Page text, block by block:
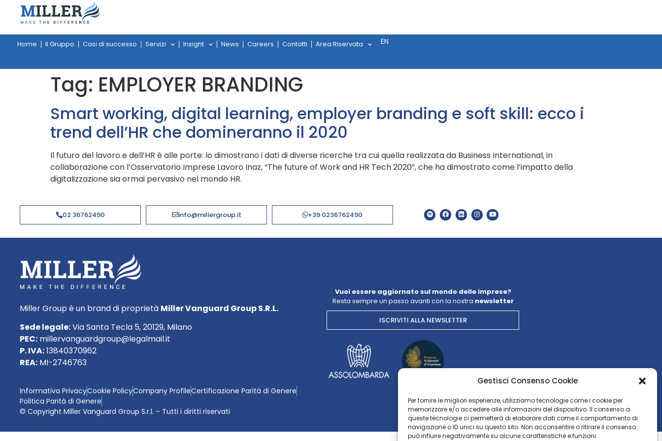
Gestisci Consenso Cookie
Per fornire le migliori esperienze, utilizziamo tecnologie come i cookie per
memorizzare e/o accedere alle informazioni del dispositivo. Il consenso a
queste tecnologie ci permetterà di elaborare dati come il comportamento di
navigazione o ID unici su questo sito. Non acconsentire o ritirare il consenso
può influire negativamente su alcune caratteristiche e funzioni.
Home Il Gruppo Casi di successo Servizi Insight News Careers Contatti Area Riservata EN
Tag: EMPLOYER BRANDING
Smart working, digital learning, employer branding e soft skill: ecco i
trend dell’HR che domineranno il 2020
Il futuro del lavoro e dell’HR è alle porte: lo dimostrano i dati di diverse ricerche tra cui quella realizzata da Business International, in
collaborazione con l’Osservatorio Imprese Lavoro Inaz, “The future of Work and HR Tech 2020”, che ha dimostrato come l’impatto della
digitalizzazione sia ormai pervasivo nel mondo HR.
02 36762490 info@millergroup.it +39 0236762490
Miller Group è un brand di proprietà Miller Vanguard Group S.R.L.
Sede legale:Via Santa Tecla 5, 20129, Milano
PEC: millervanguardgroup@legalmail.it
P. IVA:13840370962
REA: MI-2746763
Informativa PrivacyCookie PolicyCompany ProfileCertificazione Parità di Genere
Politica Parità di Genere
© Copyright Miller Vanguard Group S.r.l. – Tutti i diritti riservati
Vuoi essere aggiornato sul mondo delle imprese?
Resta sempre un passo avanti con la nostra newsletter
ISCRIVITI ALLA NEWSLETTER